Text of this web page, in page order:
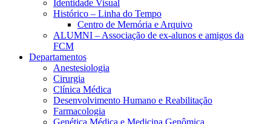
Identidade Visual
Histórico – Linha do Tempo
Centro de Memória e Arquivo
ALUMNI – Associação de ex-alunos e amigos da
FCM
Departamentos
Anestesiologia
Cirurgia
Clínica Médica
Desenvolvimento Humano e Reabilitação
Farmacologia
Genética Médica e Medicina Genômica